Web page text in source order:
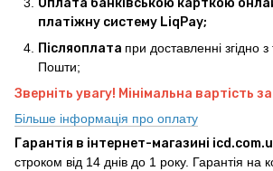
Оплата банківською карткою
платіжну систему LiqPay;
Післяоплата при доставленні згідно
Пошти;
Зверніть увагу! Мінімальна вартість
Більше інформація про оплату
Гарантія в інтернет-магазині
строком від 14 днів до 1 року. Гарантія на